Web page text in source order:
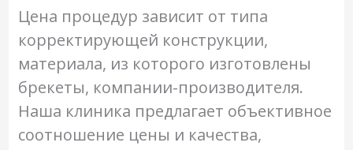
Цена процедур зависит от типа
корректирующей конструкции,
материала, из которого изготовлены
брекеты, компании-производителя.
Наша клиника предлагает объективное
соотношение цены и качества,